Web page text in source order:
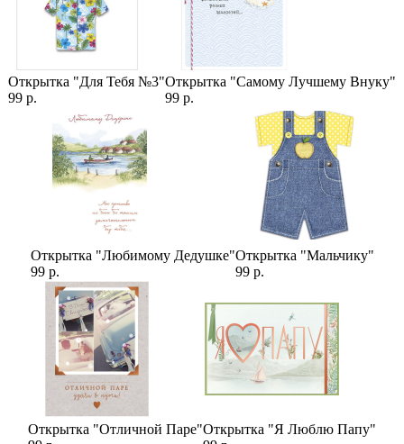
Открытка "Для Тебя №3"
99 р.
Открытка "Самому Лучшему Внуку"
99 р.
Открытка "Любимому Дедушке"
99 р.
Открытка "Мальчику"
99 р.
Открытка "Отличной Паре"Открытка "Я Люблю Папу"